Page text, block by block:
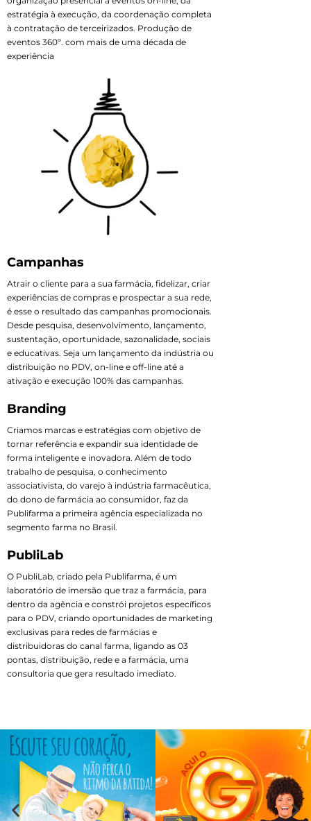
estratégia à execução, da coordenação completa
à contratação de terceirizados. Produção de
eventos 360º. com mais de uma década de
experiência
Campanhas
Atrair o cliente para a sua farmácia, fidelizar, criar
experiências de compras e prospectar a sua rede,
é esse o resultado das campanhas promocionais.
Desde pesquisa, desenvolvimento, lançamento,
sustentação, oportunidade, sazonalidade, sociais
e educativas. Seja um lançamento da indústria ou
distribuição no PDV, on-line e off-line até a
ativação e execução 100% das campanhas.
Branding
Criamos marcas e estratégias com objetivo de
tornar referência e expandir sua identidade de
forma inteligente e inovadora. Além de todo
trabalho de pesquisa, o conhecimento
associativista, do varejo à indústria farmacêutica,
do dono de farmácia ao consumidor, faz da
Publifarma a primeira agência especializada no
segmento farma no Brasil.
PubliLab
O PubliLab, criado pela Publifarma, é um
laboratório de imersão que traz a farmácia, para
dentro da agência e constrói projetos específicos
para o PDV, criando oportunidades de marketing
exclusivas para redes de farmácias e
distribuidoras do canal farma, ligando as 03
pontas, distribuição, rede e a farmácia, uma
consultoria que gera resultado imediato.